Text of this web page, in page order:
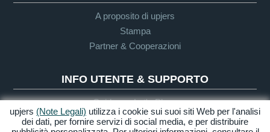
A proposito di upjers
Stampa
Partner & Cooperazioni
INFO UTENTE & SUPPORTO
Guida per Let's Plays
Supporto
upjers (Note Legali) utilizza i cookie sui suoi siti Web per l'analisi
dei dati, per fornire servizi di social media, e per distribuire